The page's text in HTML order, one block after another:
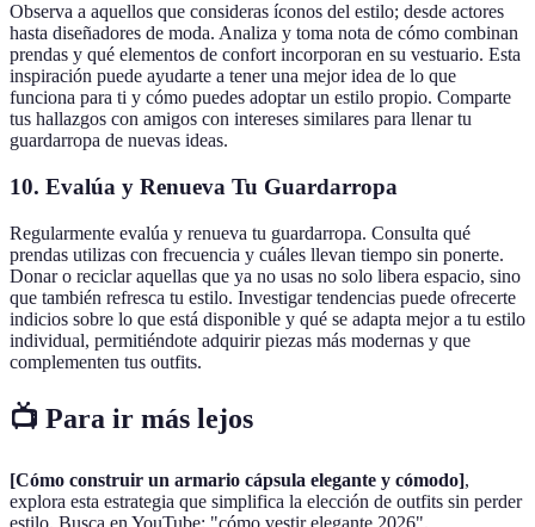
Observa a aquellos que consideras íconos del estilo; desde actores
hasta diseñadores de moda. Analiza y toma nota de cómo combinan
prendas y qué elementos de confort incorporan en su vestuario. Esta
inspiración puede ayudarte a tener una mejor idea de lo que
funciona para ti y cómo puedes adoptar un estilo propio. Comparte
tus hallazgos con amigos con intereses similares para llenar tu
guardarropa de nuevas ideas.
10. Evalúa y Renueva Tu Guardarropa
Regularmente evalúa y renueva tu guardarropa. Consulta qué
prendas utilizas con frecuencia y cuáles llevan tiempo sin ponerte.
Donar o reciclar aquellas que ya no usas no solo libera espacio, sino
que también refresca tu estilo. Investigar tendencias puede ofrecerte
indicios sobre lo que está disponible y qué se adapta mejor a tu estilo
individual, permitiéndote adquirir piezas más modernas y que
complementen tus outfits.
📺 Para ir más lejos
[Cómo construir un armario cápsula elegante y cómodo],
explora esta estrategia que simplifica la elección de outfits sin perder
estilo. Busca en YouTube: "cómo vestir elegante 2026".